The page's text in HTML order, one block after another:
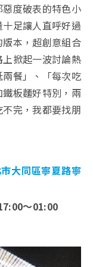
度破表的特色小
足讓人直呼好過
本，超創意組合
掀起一波討論熱
餐」、「每次吃
板麵好特別，兩
完，我都要找朋
大同區寧夏路寧
～01:00